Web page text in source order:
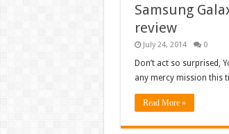
Samsung
review
July 24, 2014 0
Don’t act so surprised,
any mercy mission this
Read More »